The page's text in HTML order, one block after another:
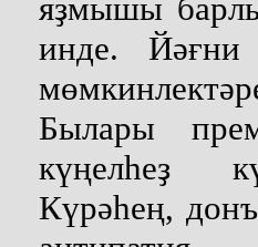
яҙмышы
инде. Йәғни
Былары
күңелһеҙ
Күрәһең,